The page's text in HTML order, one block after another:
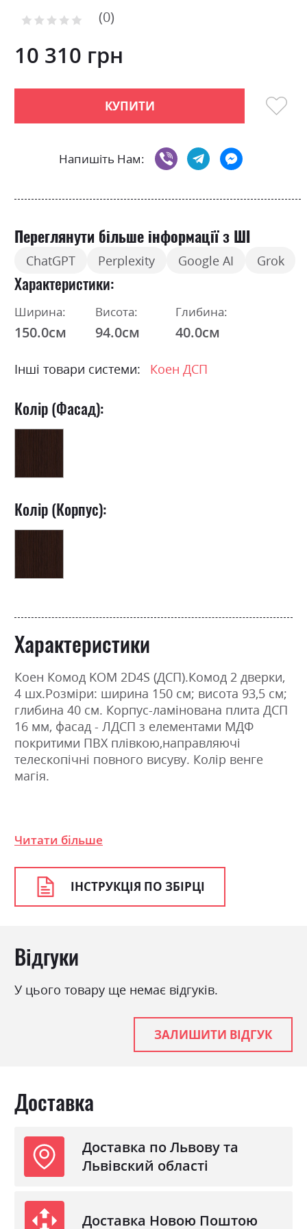
the
of
the
gallery
Рейтинг: 0
10 310 грн
КУПИТИ
Напишіть Нам:
Переглянути більше інформації з ШІ
ChatGPT Perplexity Google AI Grok
Характеристики
Ширина:
150.0см
Висота:
94.0см
Глибина:
40.0см
Інші товари системи: Коен ДСП
Колір (Фасад):
Колір (Корпус):
Характеристики
Коен Комод KOM 2D4S (ДСП).Комод 2 дверки,
4 шх.Розміри: ширина 150 см; висота 93,5 см;
глибина 40 см. Корпус-ламінована плита ДСП
16 мм, фасад - ЛДСП з елементами МДФ
покритими ПВХ плівкою,направляючі
телескопічні повного висуву. Колір венге
магія.
Колір (Фасад):
Колір (Корпус):
венге магія
Колір матеріалу
венге магія
Стиль
класика, мінімалізм,
Читати більше
ІНСТРУКЦІЯ ПО ЗБІРЦІ
Відгуки
У цього товару ще немає відгуків.
ЗАЛИШИТИ ВІДГУК
Доставка
Доставка по Львову та
Львівский області
Доставка Новою Поштою